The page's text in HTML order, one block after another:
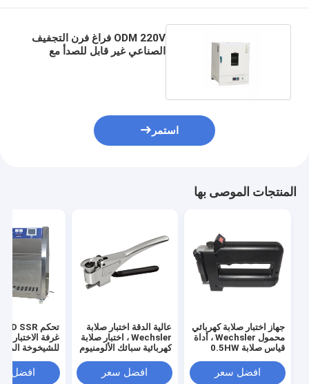
ODM 220V فراغ فرن التجفيف
الصناعي غير قابل للصدأ مع
استمر
المنتجات الموصى بها
جهاز اختبار صلابة كهربائي
محمول Wechsler ، أداة
قياس صلابة 0.5HW
افضل سعر
عالية الدقة اختبار صلابة
Wechsler ، اختبار صلابة
كهربائية سبائك الألومنيوم
افضل سعر
غرفة الاختبار
للشيخوخة
افضل